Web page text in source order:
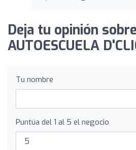
Deja tu opinión sobre
AUTOESCUELA
Tu nombre
Puntúa del 1 al 5 el negocio